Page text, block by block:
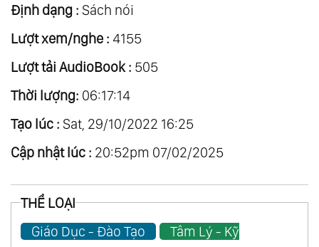
Định dạng : Sách nói
Lượt xem/nghe : 4155
Lượt tải AudioBook : 505
Thời lượng: 06:17:14
Tạo lúc : Sat, 29/10/2022 16:25
Cập nhật lúc : 20:52pm 07/02/2025
THỂ LOẠI
Giáo Dục - Đào Tạo
Tâm Lý - Kỹ